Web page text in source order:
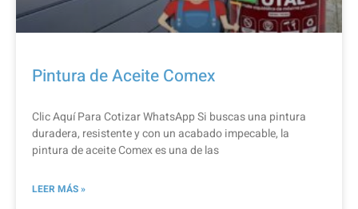
Pintura de Aceite Comex
Clic Aquí Para Cotizar​ WhatsApp Si buscas una pintura
duradera, resistente y con un acabado impecable, la
pintura de aceite Comex es una de las
LEER MÁS »